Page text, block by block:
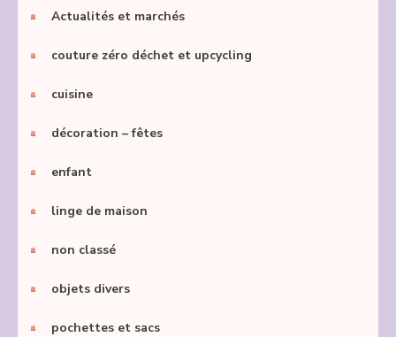
Actualités et marchés
couture zéro déchet et upcycling
cuisine
décoration – fêtes
enfant
linge de maison
non classé
objets divers
pochettes et sacs